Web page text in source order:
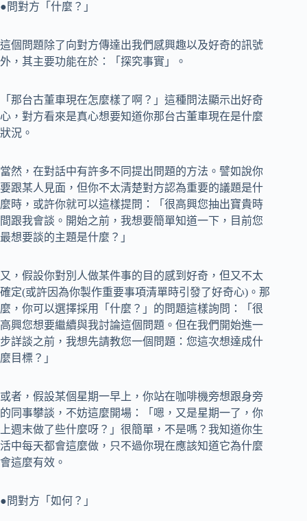
●問對方「什麼？」
這個問題除了向對方傳達出我們感興趣以及好奇的訊號
外，其主要功能在於：「探究事實」。
「那台古董車現在怎麼樣了啊？」這種問法顯示出好奇
心，對方看來是真心想要知道你那台古董車現在是什麼
狀況。
當然，在對話中有許多不同提出問題的方法。譬如說你
要跟某人見面，但你不太清楚對方認為重要的議題是什
麼時，或許你就可以這樣提問：「很高興您抽出寶貴時
間跟我會談。開始之前，我想要簡單知道一下，目前您
最想要談的主題是什麼？」
又，假設你對別人做某件事的目的感到好奇，但又不太
確定(或許因為你製作重要事項清單時引發了好奇心)。那
麼，你可以選擇採用「什麼？」的問題這樣詢問：「很
高興您想要繼續與我討論這個問題。但在我們開始進一
步詳談之前，我想先請教您一個問題：您這次想達成什
麼目標？」
或者，假設某個星期一早上，你站在咖啡機旁想跟身旁
的同事攀談，不妨這麼開場：「嗯，又是星期一了，你
上週末做了些什麼呀？」很簡單，不是嗎？我知道你生
活中每天都會這麼做，只不過你現在應該知道它為什麼
會這麼有效。
●問對方「如何？」